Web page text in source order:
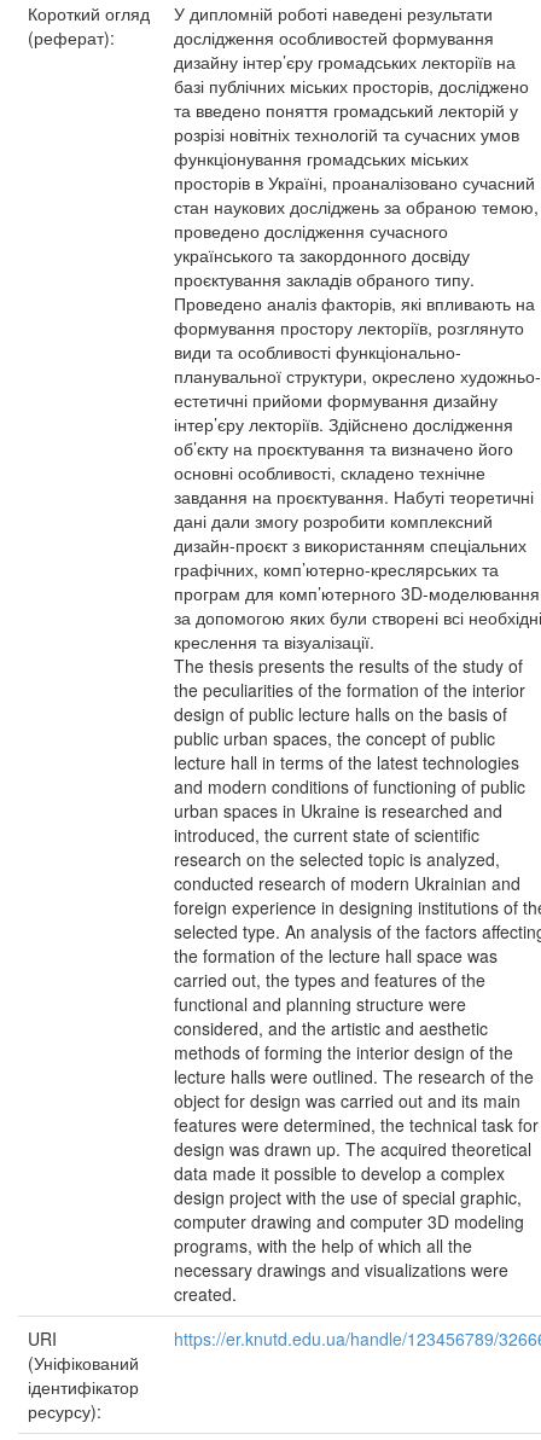
Короткий огляд
(реферат):
У дипломній роботі наведені результати
дослідження особливостей формування
дизайну інтер’єру громадських лекторіїв на
базі публічних міських просторів, досліджено
та введено поняття громадський лекторій у
розрізі новітніх технологій та сучасних умов
функціонування громадських міських
просторів в Україні, проаналізовано сучасний
стан наукових досліджень за обраною темою,
проведено дослідження сучасного
українського та закордонного досвіду
проєктування закладів обраного типу.
Проведено аналіз факторів, які впливають на
формування простору лекторіїв, розглянуто
види та особливості функціонально-
планувальної структури, окреслено художньо-
естетичні прийоми формування дизайну
інтер’єру лекторіїв. Здійснено дослідження
об’єкту на проєктування та визначено його
основні особливості, складено технічне
завдання на проєктування. Набуті теоретичні
дані дали змогу розробити комплексний
дизайн-проєкт з використанням спеціальних
графічних, комп’ютерно-креслярських та
програм для комп’ютерного 3D-
за допомогою яких були створені всі необхідні
креслення та візуалізації.
The thesis presents the results of the study of
the peculiarities of the formation of the interior
design of public lecture halls on the basis of
public urban spaces, the concept of public
lecture hall in terms of the latest technologies
and modern conditions of functioning of public
urban spaces in Ukraine is researched and
introduced, the current state of scientific
research on the selected topic is analyzed,
conducted research of modern Ukrainian and
foreign experience in designing institutions of
selected type. An analysis of the factors
the formation of the lecture hall space was
carried out, the types and features of the
functional and planning structure were
considered, and the artistic and aesthetic
methods of forming the interior design of the
lecture halls were outlined. The research of the
object for design was carried out and its main
features were determined, the technical task for
design was drawn up. The acquired theoretical
data made it possible to develop a complex
design project with the use of special graphic,
computer drawing and computer 3D modeling
programs, with the help of which all the
necessary drawings and visualizations were
created.
URI
(Уніфікований
ідентифікатор
ресурсу):
https://er.knutd.edu.ua/handle/123456789/